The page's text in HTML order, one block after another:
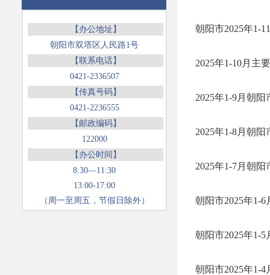
【办公地址】
朝阳市双塔区人民路1号
【联系电话】
0421-2336507
【传真号码】
0421-2236555
【邮政编码】
122000
【办公时间】
8:30—11:30
13:00-17:00
（周一至周五，节假日除外）
朝阳市2025年1-
2025年1-10月主
2025年1-9月朝
2025年1-8月朝
2025年1-7月朝
朝阳市2025年1-
朝阳市2025年1-
朝阳市2025年1-